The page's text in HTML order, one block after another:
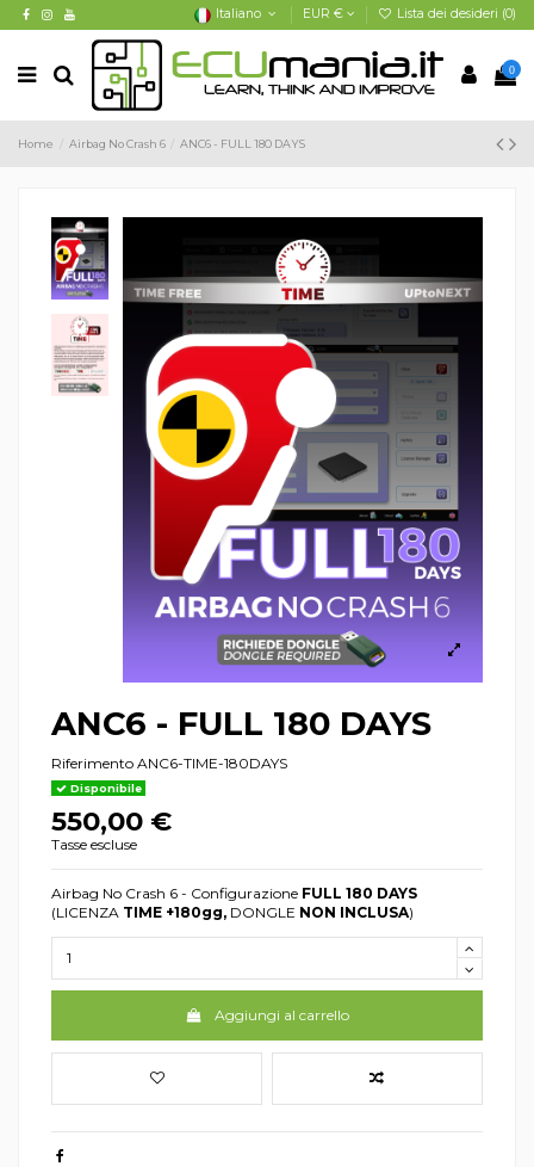
Italiano EUR € Lista dei desideri (0)
0
Home Airbag No Crash 6 ANC6 - FULL 180 DAYS
ANC6 - FULL 180 DAYS
Riferimento ANC6-TIME-180DAYS
Disponibile
550,00 €
Tasse escluse
Airbag No Crash 6 - Configurazione FULL 180 DAYS
(LICENZA TIME +180gg, DONGLE NON INCLUSA)
Aggiungi al carrello